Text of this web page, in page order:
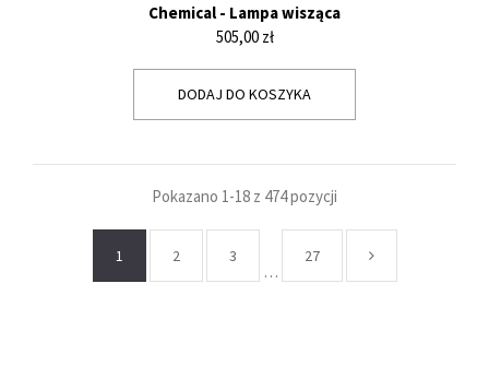
Chemical - Lampa wisząca
Cena
505,00 zł
DODAJ DO KOSZYKA
Pokazano 1-18 z 474 pozycji
1 2 3
…
27